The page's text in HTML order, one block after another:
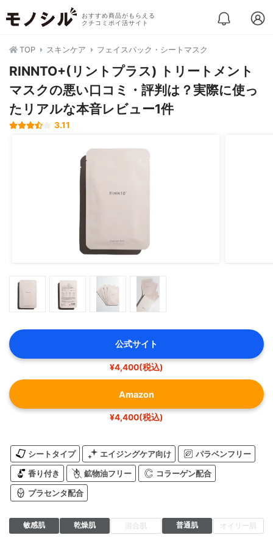
おすすめ商品がもらえる
クチコミポイ活サイト
TOP スキンケア フェイスパック・シートマスク
RINNTO+(リントプラス) トリートメント
マスクの悪い口コミ・評判は？実際に使っ
たリアルな本音レビュー1件
3.11
公式サイト
¥4,400(税込)
Amazon
¥4,400(税込)
シートタイプ エイジングケア向け パラベンフリー
香り付き 鉱物油フリー コラーゲン配合
プラセンタ配合
敏感肌 乾燥肌 混合肌 普通肌 オイリー肌